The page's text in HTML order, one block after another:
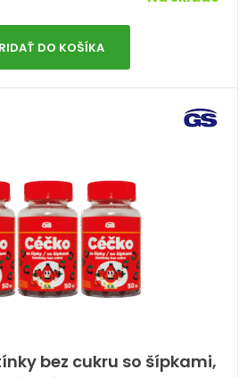
DO KOŠÍKA
bez cukru so šípkami,